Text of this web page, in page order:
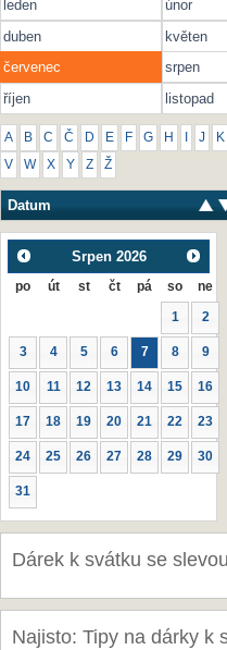
leden únor
duben
květen
červenec
srpen
říjen
listopad
A B C Č D E F G H J K
V W X Y Z Ž
Datum
Srpen 2026
po út st čt pá so ne
1 2
3 4 5 6 7 8 9
10 11 12 13 14 15 16
17 18 19 20 21 22 23
24 25 26 27 28 29 30
31
Dárek k svátku se
Najisto: Tipy na dárky k